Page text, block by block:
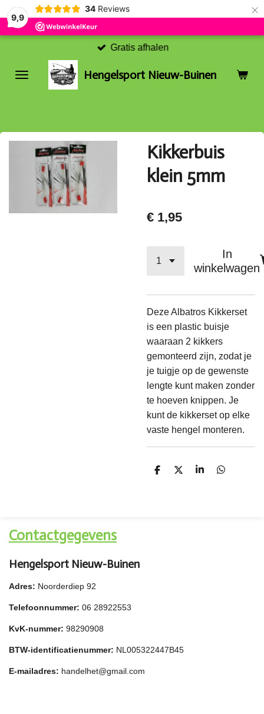
9,9
34 Reviews ×
Hengelsport Nieuw-Buinen
Gratis afhalen
Kikkerbuis
klein 5mm
€ 1,95
In
winkelwagen
Deze Albatros Kikkerset
is een plastic buisje
waaraan 2 kikkers
gemonteerd zijn, zodat je
je tuigje op de gewenste
lengte kunt maken zonder
te hoeven knippen. Je
kunt de kikkerset op elke
vaste hengel monteren.
D
D
S
D
Contactgegevens
Hengelsport Nieuw-Buinen
Adres: Noorderdiep 92
Telefoonnummer: 06 28922553
KvK-nummer: 98290908
BTW-identificatienummer: NL005322447B45
E-mailadres: handelhet@gmail.com